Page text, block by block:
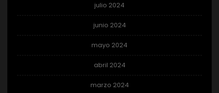
julio 2024
junio 2024
mayo 2024
abril 2024
marzo 2024